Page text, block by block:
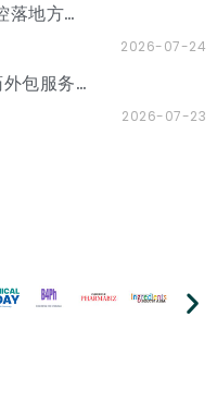
颠覆传统洁净管控？！数字化管控落地方案，CPHI深圳展一站式解锁
2026-07-24
9月深圳福田，制药数智化与医药外包服务展区焕新来袭，聚焦“AI+CXO”高端生态圈
2026-07-23